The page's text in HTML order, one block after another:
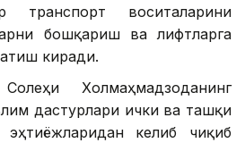
транспорт воситаларини
бошқариш ва лифтларга
киради.
Холмаҳмадзоданинг
дастурлари ички ва ташқи
эҳтиёжларидан келиб чиқиб